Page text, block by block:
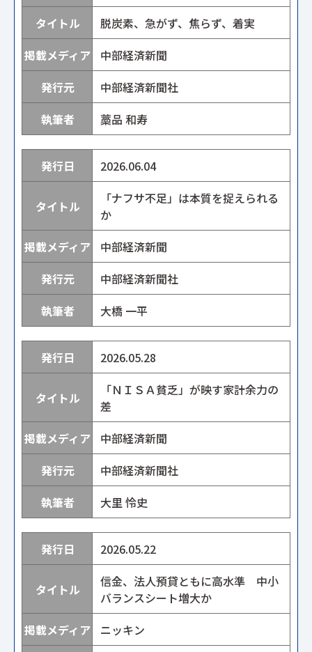
脱炭素、急がず、焦らず、着実
中部経済新聞
中部経済新聞社
藁品 和寿
2026.06.04
「ナフサ不足」は本質を捉えられる
か
中部経済新聞
中部経済新聞社
大橋 一平
2026.05.28
「ＮＩＳＡ貧乏」が映す家計余力の
差
中部経済新聞
中部経済新聞社
大里 怜史
2026.05.22
信金、法人預貸ともに高水準 中小
バランスシート増大か
ニッキン